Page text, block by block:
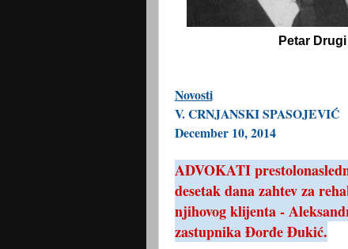
Petar
Novosti
V. CRNJANSKI SPASOJEVIĆ
December 10, 2014
ADVOKATI
desetak dana zahtev za
njihovog klijenta -
zastupnika Đorđe Đukić.